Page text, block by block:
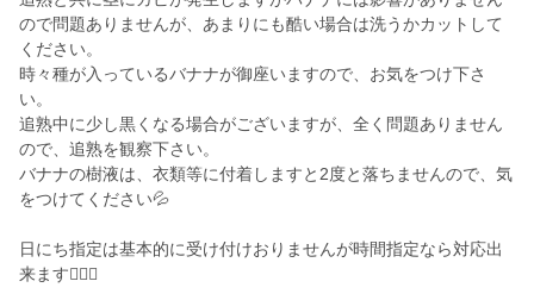
ので問題ありませんが、あまりにも酷い場合は洗うかカットして
ください。
時々種が入っているバナナが御座いますので、お気をつけ下さ
い。
追熟中に少し黒くなる場合がございますが、全く問題ありません
ので、追熟を観察下さい。
バナナの樹液は、衣類等に付着しますと2度と落ちませんので、気
をつけてください💦
日にち指定は基本的に受け付けおりませんが時間指定なら対応出
来ます🙆🏽‍♂️